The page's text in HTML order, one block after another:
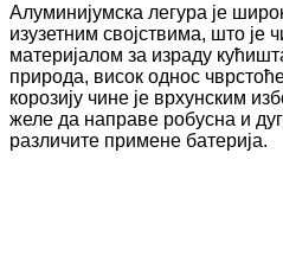
Алуминијумска легура је
изузетним својствима, што је
материјалом за израду
природа, висок однос
корозију чине је врхунским
желе да направе робусна и
различите примене батерија.